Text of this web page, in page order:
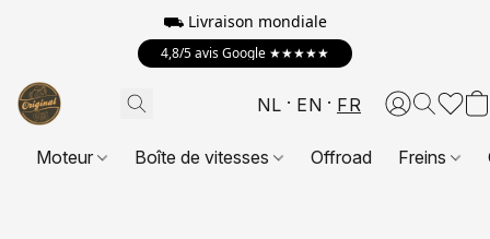
⛟ Livraison mondiale
4,8/5 avis Google ★★★★★
NL EN FR
Moteur Boîte de vitesses Offroad Freins